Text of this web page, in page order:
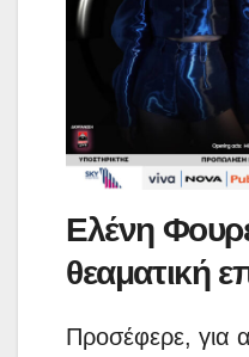
Ελένη
θεαματική
Προσέφερε, για